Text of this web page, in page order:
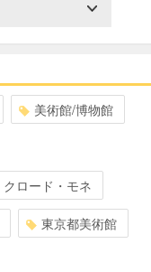
美術館/博物館
クロード・モネ
東京都美術館